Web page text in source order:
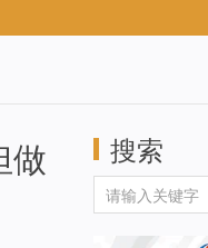
做
搜索